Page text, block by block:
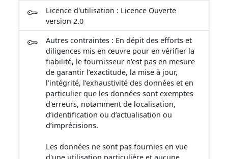
Licence d'utilisation : Licence Ouverte
version 2.0
Autres contraintes : En dépit des efforts et
diligences mis en œuvre pour en vérifier la
fiabilité, le fournisseur n’est pas en mesure
de garantir l’exactitude, la mise à jour,
l’intégrité, l’exhaustivité des données et en
particulier que les données sont exemptes
d'erreurs, notamment de localisation,
d’identification ou d’actualisation ou
d’imprécisions.
Les données ne sont pas fournies en vue